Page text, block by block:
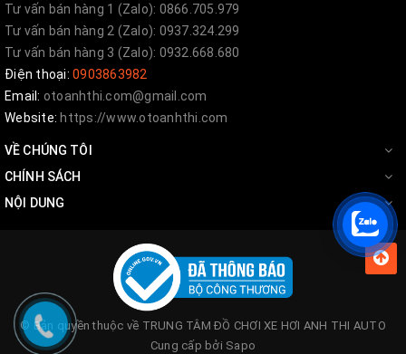
Tư vấn bán hàng 1 (Zalo): 0866.705.979
Tư vấn bán hàng 2 (Zalo): 0937.324.299
Tư vấn bán hàng 3 (Zalo): 0932.668.680
Điện thoại: 0903863982
Email: otoanhthi.com@gmail.com
Website: https://www.otoanhthi.com
VỀ CHÚNG TÔI
CHÍNH SÁCH
NỘI DUNG
© Bản quyền thuộc về TRUNG TÂM ĐỒ CHƠI XE HƠI ANH THI AUTO
Cung cấp bởi Sapo